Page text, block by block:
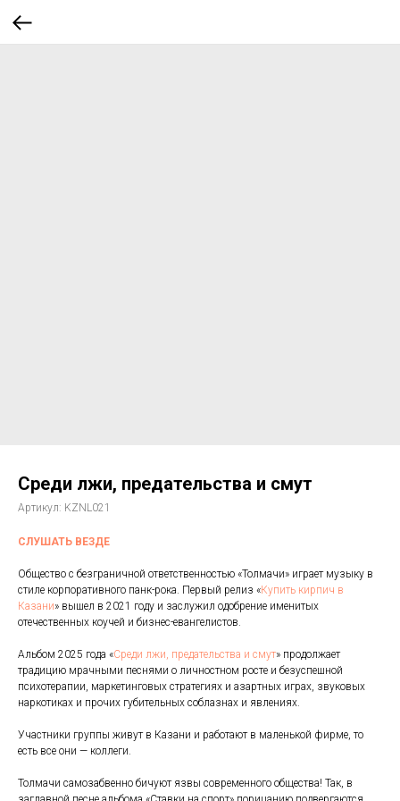
Среди лжи, предательства и смут
Артикул: KZNL021
СЛУШАТЬ ВЕЗДЕ
Общество с безграничной ответственностью «Толмачи» играет музыку в
стиле корпоративного панк-рока. Первый релиз «Купить кирпич в
Казани» вышел в 2021 году и заслужил одобрение именитых
отечественных коучей и бизнес-евангелистов.
Альбом 2025 года «Среди лжи, предательства и смут» продолжает
традицию мрачными песнями о личностном росте и безуспешной
психотерапии, маркетинговых стратегиях и азартных играх, звуковых
наркотиках и прочих губительных соблазнах и явлениях.
Участники группы живут в Казани и работают в маленькой фирме, то
есть все они — коллеги.
Толмачи самозабвенно бичуют язвы современного общества! Так, в